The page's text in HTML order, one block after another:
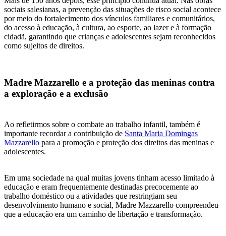
sociais salesianas, a prevenção das situações de risco social acontece
por meio do fortalecimento dos vínculos familiares e comunitários,
do acesso à educação, à cultura, ao esporte, ao lazer e à formação
cidadã, garantindo que crianças e adolescentes sejam reconhecidos
como sujeitos de direitos.
Madre Mazzarello e a proteção das meninas contra
a exploração e a exclusão
Ao refletirmos sobre o combate ao trabalho infantil, também é
importante recordar a contribuição de Santa Maria Domingas
Mazzarello para a promoção e proteção dos direitos das meninas e
adolescentes.
Em uma sociedade na qual muitas jovens tinham acesso limitado à
educação e eram frequentemente destinadas precocemente ao
trabalho doméstico ou a atividades que restringiam seu
desenvolvimento humano e social, Madre Mazzarello compreendeu
que a educação era um caminho de libertação e transformação.